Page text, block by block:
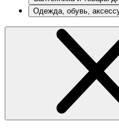
Одежда, обувь,